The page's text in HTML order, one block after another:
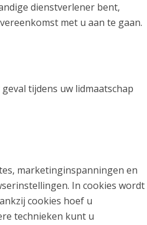
dienstverlener bent,
met u aan te gaan.
tijdens uw lidmaatschap
marketinginspanningen en
In cookies wordt
cookies hoef u
technieken kunt u